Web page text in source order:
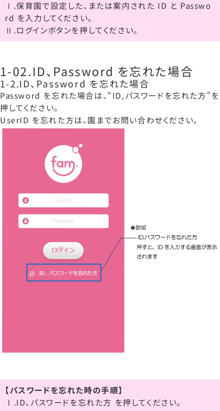
Ⅰ.保育園で設定した、または案内された ID と Passwo
rd を入力してください。
Ⅱ.ログインボタンを押してください。
1-02.ID、Password を忘れた場合
1-2.ID、Password を忘れた場合
Password を忘れた場合は、“ID,パスワードを忘れた方”を
押してください。
UserID を忘れた方は、園までお問い合わせください。
【パスワードを忘れた時の手順】
Ⅰ.ID、パスワードを忘れた方 を押してください。